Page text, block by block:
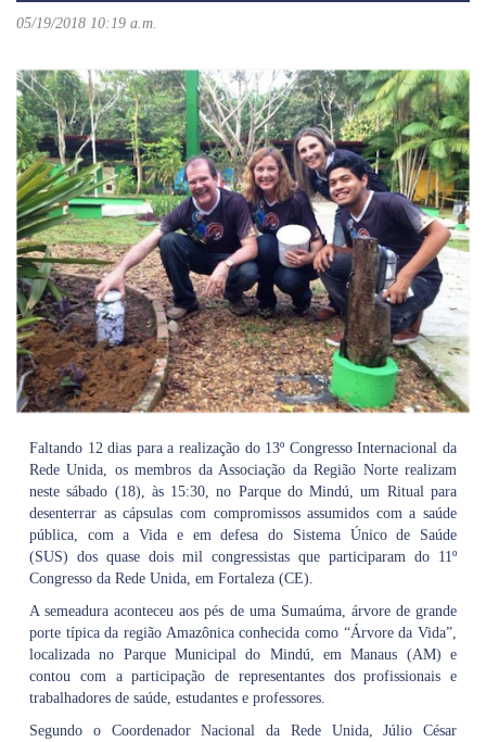
05/19/2018 10:19 a.m.
Faltando 12 dias para a realização do 13º Congresso Internacional da
Rede Unida, os membros da Associação da Região Norte realizam
neste sábado (18), às 15:30, no Parque do Mindú, um Ritual para
desenterrar as cápsulas com compromissos assumidos com a saúde
pública, com a Vida e em defesa do Sistema Único de Saúde
(SUS) dos quase dois mil congressistas que participaram do 11º
Congresso da Rede Unida, em Fortaleza (CE).
A semeadura aconteceu aos pés de uma Sumaúma, árvore de grande
porte típica da região Amazônica conhecida como “Árvore da Vida”,
localizada no Parque Municipal do Mindú, em Manaus (AM) e
contou com a participação de representantes dos profissionais e
trabalhadores de saúde, estudantes e professores.
Segundo o Coordenador Nacional da Rede Unida, Júlio César